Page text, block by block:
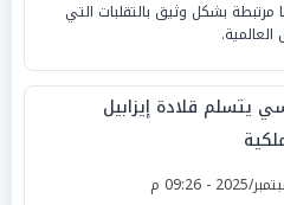
مرتبطة بشكل وثيق بالتقلبات التي
يتسلم قلادة إيزابيل